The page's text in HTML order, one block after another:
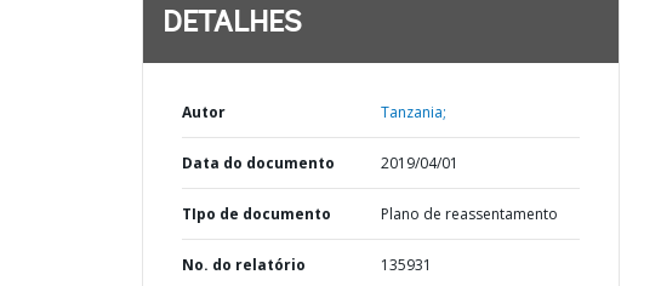
DETALHES
Autor Tanzania;
Data do documento 2019/04/01
TIpo de documento Plano de reassentamento
No. do relatório 135931